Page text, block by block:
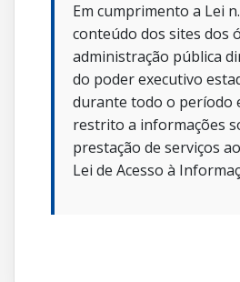
Em cumprimento a Lei
conteúdo dos sites dos
administração pública
do poder executivo
durante todo o período
restrito a informações
prestação de serviços
Lei de Acesso à